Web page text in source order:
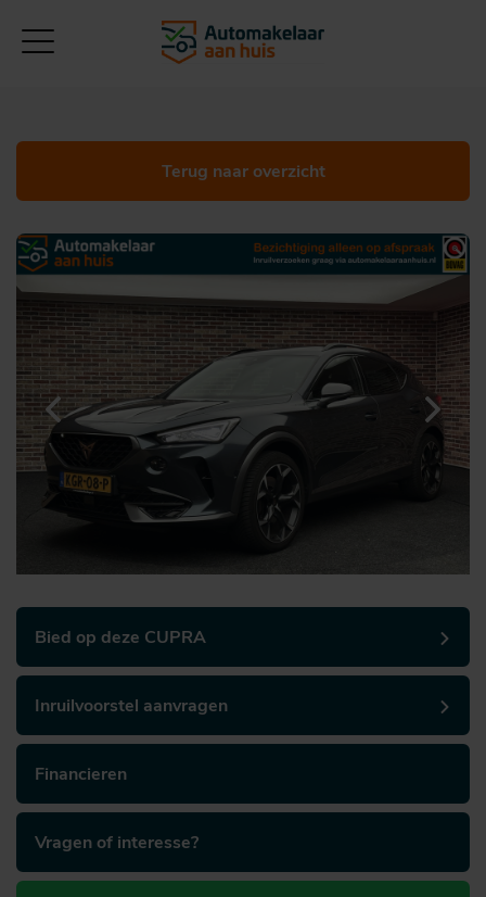
Terug naar overzicht
Bied op deze CUPRA
Inruilvoorstel aanvragen
Financieren
Vragen of interesse?